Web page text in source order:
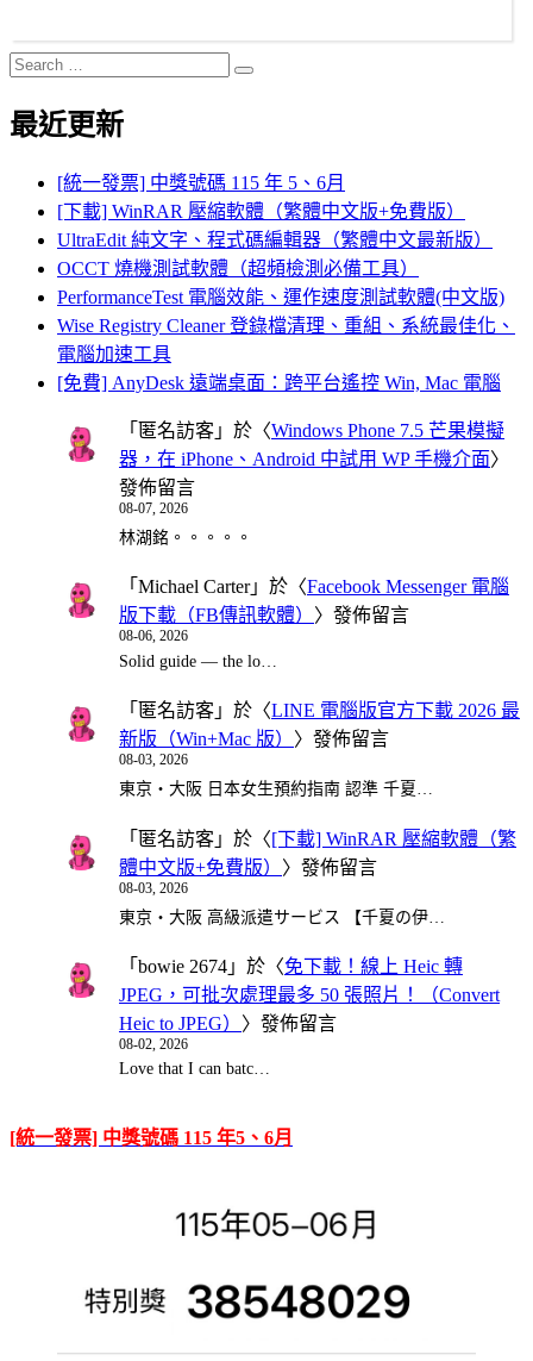
Search
for:
Search
最近更新
[統一發票] 中獎號碼 115 年 5、6月
[下載] WinRAR 壓縮軟體（繁體中文版+免費版）
UltraEdit 純文字、程式碼編輯器（繁體中文最新版）
OCCT 燒機測試軟體（超頻檢測必備工具）
PerformanceTest 電腦效能、運作速度測試軟體(中文版)
Wise Registry Cleaner 登錄檔清理、重組、系統最佳化、
電腦加速工具
[免費] AnyDesk 遠端桌面：跨平台遙控 Win, Mac 電腦
「 匿名訪客 」於〈Windows Phone 7.5 芒果模擬
器，在 iPhone、Android 中試用 WP 手機介面〉
發佈留言
08-07, 2026
林湖銘。。。。。
「 Michael Carter」於〈Facebook Messenger 電腦
版下載（FB傳訊軟體）
〉發佈留言
08-06, 2026
Solid guide — the lo…
「 匿名訪客 」於〈LINE 電腦版官方下載 2026 最
新版（Win+Mac 版） 〉發佈留言
08-03, 2026
東京・大阪 日本女生預約指南 認準 千夏…
「 匿名訪客 」於〈[下載] WinRAR 壓縮軟體（繁
體中文版+免費版） 〉發佈留言
08-03, 2026
東京・大阪 高級派遣サービス 【千夏の伊…
「 bowie 2674 」於〈免下載！線上 Heic 轉
JPEG，可批次處理最多 50 張照片！（Convert
Heic to JPEG） 〉發佈留言
08-02, 2026
Love that I can batc…
[統一發票] 中獎號碼 115 年5、6月